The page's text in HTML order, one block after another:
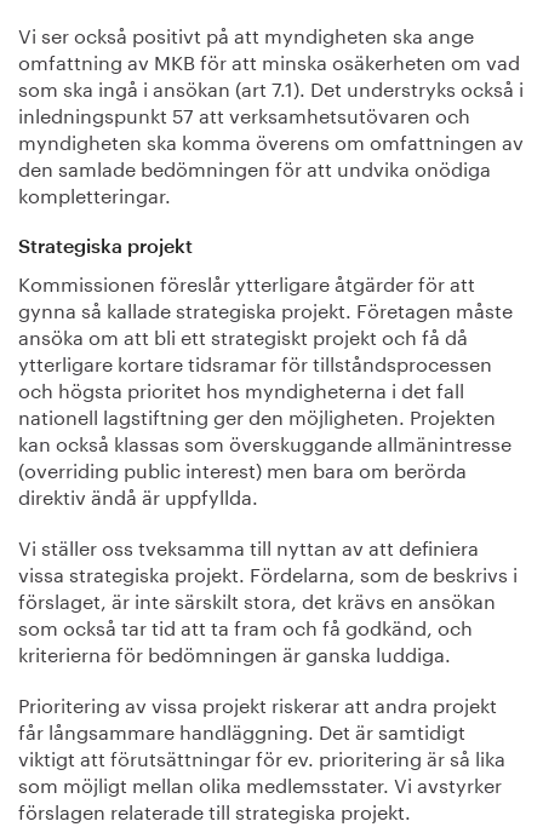
Vi ser också positivt på att myndigheten ska ange
omfattning av MKB för att minska osäkerheten om vad
som ska ingå i ansökan (art 7.1). Det understryks också i
inledningspunkt 57 att verksamhetsutövaren och
myndigheten ska komma överens om omfattningen av
den samlade bedömningen för att undvika onödiga
kompletteringar.
Strategiska projekt
Kommissionen föreslår ytterligare åtgärder för att
gynna så kallade strategiska projekt. Företagen måste
ansöka om att bli ett strategiskt projekt och få då
ytterligare kortare tidsramar för tillståndsprocessen
och högsta prioritet hos myndigheterna i det fall
nationell lagstiftning ger den möjligheten. Projekten
kan också klassas som överskuggande allmänintresse
(overriding public interest) men bara om berörda
direktiv ändå är uppfyllda.
Vi ställer oss tveksamma till nyttan av att definiera
vissa strategiska projekt. Fördelarna, som de beskrivs i
förslaget, är inte särskilt stora, det krävs en ansökan
som också tar tid att ta fram och få godkänd, och
kriterierna för bedömningen är ganska luddiga.
Prioritering av vissa projekt riskerar att andra projekt
får långsammare handläggning. Det är samtidigt
viktigt att förutsättningar för ev. prioritering är så lika
som möjligt mellan olika medlemsstater. Vi avstyrker
förslagen relaterade till strategiska projekt.